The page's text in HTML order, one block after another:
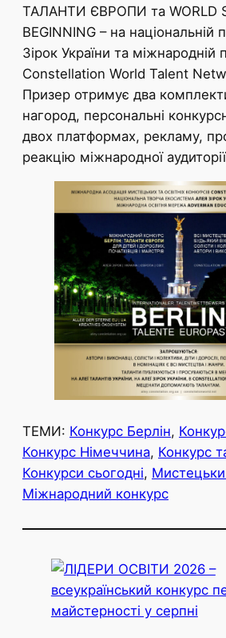
ТАЛАНТИ ЄВРОПИ та WORLD
BEGINNING – на національній
Зірок України та міжнародній
Constellation World Talent
Призер отримує два
нагород, персональні
двох платформах, рекламу,
реакцію міжнародної
ТЕМИ: Конкурс Берлін,
Конкурс Німеччина, Конкурс
Конкурси сьогодні,
Міжнародний конкурс